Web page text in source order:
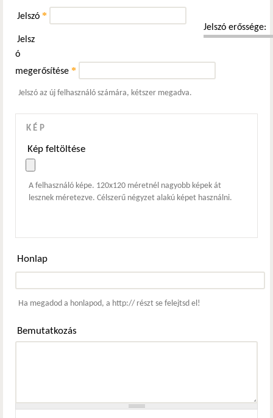
Jelszó erőssége:
Jelszó *
Jelsz
ó
megerősítése *
Jelszó az új felhasználó számára, kétszer megadva.
KÉP
Kép feltöltése
A felhasználó képe. 120x120 méretnél nagyobb képek át
lesznek méretezve. Célszerű négyzet alakú képet használni.
Honlap
Ha megadod a honlapod, a http:// részt se felejtsd el!
Bemutatkozás